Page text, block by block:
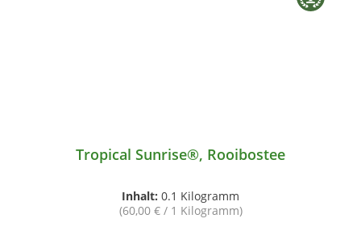
Tropical Sunrise®, Rooibostee
Inhalt: 0.1 Kilogramm
(60,00 € / 1 Kilogramm)